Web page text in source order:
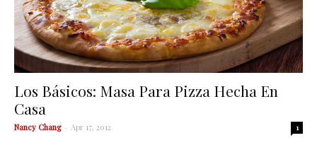
Los Básicos: Masa Para Pizza Hecha En
Casa
Nancy Chang - Apr 17, 2012 1